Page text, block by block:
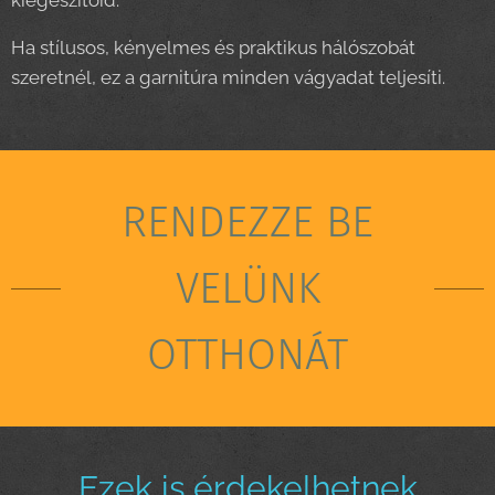
Ha stílusos, kényelmes és praktikus hálószobát
szeretnél, ez a garnitúra minden vágyadat teljesíti.
RENDEZZE BE
VELÜNK
OTTHONÁT